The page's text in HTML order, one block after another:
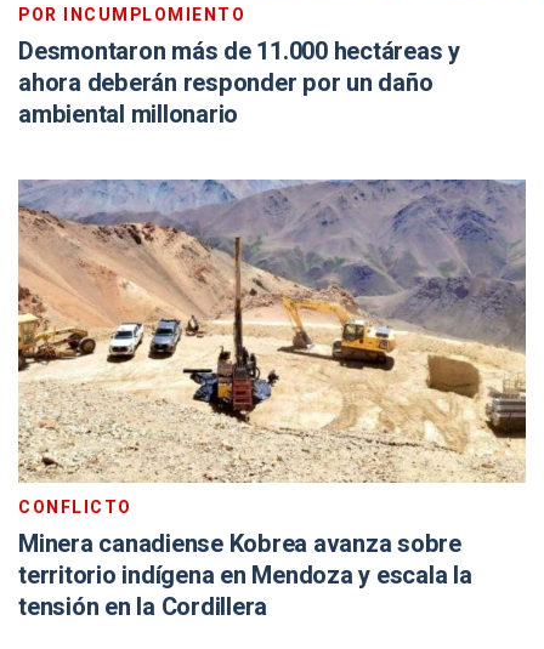
POR INCUMPLOMIENTO
Desmontaron más de 11.000 hectáreas y
ahora deberán responder por un daño
ambiental millonario
CONFLICTO
Minera canadiense Kobrea avanza sobre
territorio indígena en Mendoza y escala la
tensión en la Cordillera